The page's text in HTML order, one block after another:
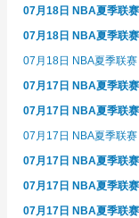
07月18日 NBA夏季联
07月18日 NBA夏季联
07月18日 NBA夏季联
07月17日 NBA夏季联
07月17日 NBA夏季联
07月17日 NBA夏季联
07月17日 NBA夏季联
07月17日 NBA夏季联
07月17日 NBA夏季联